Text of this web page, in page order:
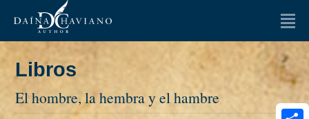
Libros
El hombre, la hembra y el hambre